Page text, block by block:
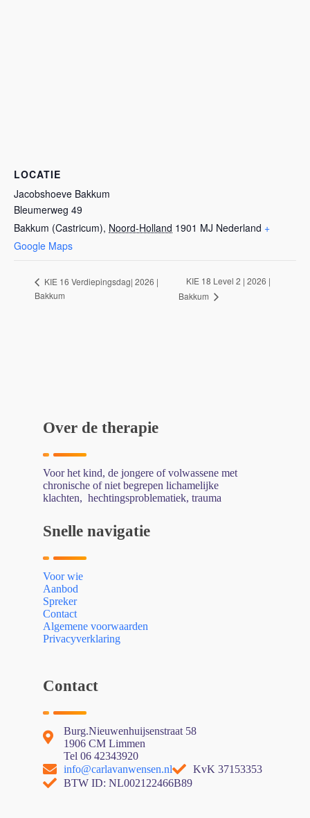
LOCATIE
Jacobshoeve Bakkum
Bleumerweg 49
Bakkum (Castricum), Noord-Holland 1901 MJ Nederland +
Google Maps
KIE 16 Verdiepingsdag| 2026 |
Bakkum
KIE 18 Level 2 | 2026 |
Bakkum
Over de therapie
Voor het kind, de jongere of volwassene met
chronische of niet begrepen lichamelijke
klachten, hechtingsproblematiek, trauma
Snelle navigatie
Voor wie
Aanbod
Spreker
Contact
Algemene voorwaarden
Privacyverklaring
Contact
Burg.Nieuwenhuijsenstraat 58
1906 CM Limmen
Tel 06 42343920
info@carlavanwensen.nl
KvK 37153353
BTW ID: NL002122466B89